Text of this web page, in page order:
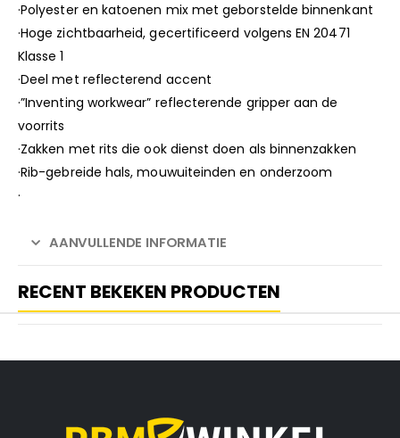
·Polyester en katoenen mix met geborstelde binnenkant
·Hoge zichtbaarheid, gecertificeerd volgens EN 20471
Klasse 1
·Deel met reflecterend accent
·”Inventing workwear” reflecterende gripper aan de
voorrits
·Zakken met rits die ook dienst doen als binnenzakken
·Rib-gebreide hals, mouwuiteinden en onderzoom
·
AANVULLENDE INFORMATIE
RECENT BEKEKEN PRODUCTEN